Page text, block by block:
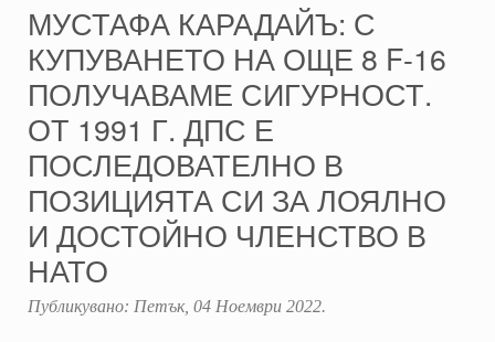
МУСТАФА КАРАДАЙЪ: С
КУПУВАНЕТО НА ОЩЕ 8 F-16
ПОЛУЧАВАМЕ СИГУРНОСТ.
ОТ 1991 Г. ДПС Е
ПОСЛЕДОВАТЕЛНО В
ПОЗИЦИЯТА СИ ЗА ЛОЯЛНО
И ДОСТОЙНО ЧЛЕНСТВО В
НАТО
Публикувано: Петък, 04 Ноември 2022.